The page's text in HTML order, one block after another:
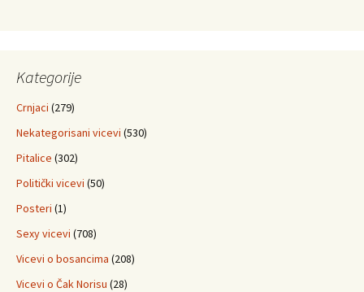
Kategorije
Crnjaci (279)
Nekategorisani vicevi (530)
Pitalice (302)
Politički vicevi (50)
Posteri (1)
Sexy vicevi (708)
Vicevi o bosancima (208)
Vicevi o Čak Norisu (28)